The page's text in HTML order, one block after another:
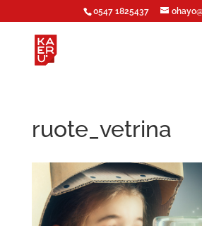
0547 1825437
ruote_vetrina